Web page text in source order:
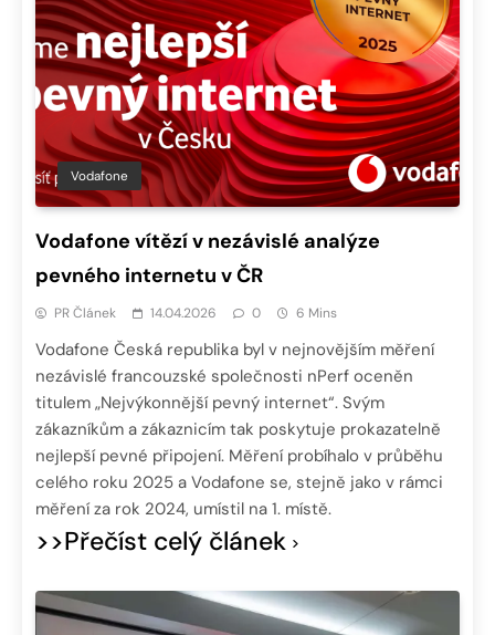
Vodafone
Vodafone vítězí v nezávislé analýze
pevného internetu v ČR
PR Článek 14.04.2026 0 6 Mins
Vodafone Česká republika byl v nejnovějším měření
nezávislé francouzské společnosti nPerf oceněn
titulem „Nejvýkonnější pevný internet“. Svým
zákazníkům a zákaznicím tak poskytuje prokazatelně
nejlepší pevné připojení. Měření probíhalo v průběhu
celého roku 2025 a Vodafone se, stejně jako v rámci
měření za rok 2024, umístil na 1. místě.
>>Přečíst celý článek